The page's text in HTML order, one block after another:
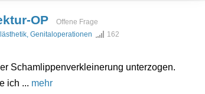
OP
Offene Frage
Genitaloperationen 162
Schamlippenverkleinerung unterzogen.
ich ... mehr